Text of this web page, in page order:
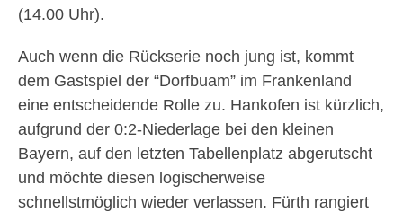
(14.00 Uhr).
Auch wenn die Rückserie noch jung ist, kommt
dem Gastspiel der “Dorfbuam” im Frankenland
eine entscheidende Rolle zu. Hankofen ist kürzlich,
aufgrund der 0:2-Niederlage bei den kleinen
Bayern, auf den letzten Tabellenplatz abgerutscht
und möchte diesen logischerweise
schnellstmöglich wieder verlassen. Fürth rangiert